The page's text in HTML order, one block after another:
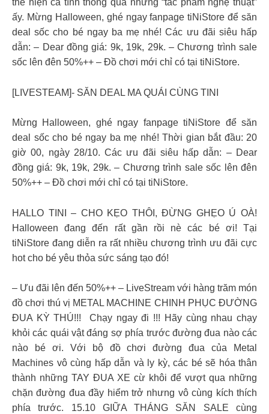
thể hiện cá tính thông qua những “tác phẩm nghệ thuật”
ấy. Mừng Halloween, ghé ngay fanpage tiNiStore để săn
deal sốc cho bé ngay ba mẹ nhé! Các ưu đãi siêu hấp
dẫn: – Dear đồng giá: 9k, 19k, 29k. – Chương trình sale
sốc lên đên 50%++ – Đồ chơi mới chỉ có tại tiNiStore.
[LIVESTEAM]- SĂN DEAL MA QUÁI CÙNG TINI
Mừng Halloween, ghé ngay fanpage tiNiStore để săn
deal sốc cho bé ngay ba mẹ nhé! Thời gian bắt đầu: 20
giờ 00, ngày 28/10. Các ưu đãi siêu hấp dẫn: – Dear
đồng giá: 9k, 19k, 29k. – Chương trình sale sốc lên đên
50%++ – Đồ chơi mới chỉ có tại tiNiStore.
HALLO TINI – CHO KẸO THÔI, ĐỪNG GHẸO Ú OÀ!
Halloween đang đến rất gần rồi nè các bé ơi! Tại
tiNiStore đang diễn ra rất nhiều chương trình ưu đãi cực
hot cho bé yêu thỏa sức sáng tạo đó!
– Ưu đãi lên đến 50%++ – LiveStream với hàng trăm món
đồ chơi thú vị ️METAL MACHINE CHINH PHỤC ĐƯỜNG
ĐUA KỲ THÚ!!! ️ Chạy ngay đi !!! Hãy cùng nhau chạy
khỏi các quái vật đáng sợ phía trước đường đua nào các
nào bé ơi. Với bộ đồ chơi đường đua của Metal
Machines vô cùng hấp dẫn và ly kỳ, các bé sẽ hóa thân
thành những TAY ĐUA XE cừ khôi để vượt qua những
chặn đường đua đầy hiểm trở nhưng vô cùng kích thích
phía trước. 15.10 GIỮA THÁNG SĂN SALE cùng